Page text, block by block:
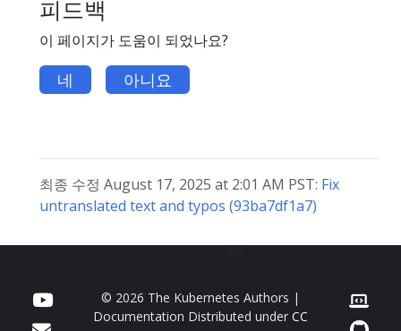
피드백
이 페이지가 도움이 되었나요?
네 아니요
최종 수정 August 17, 2025 at 2:01 AM PST: Fix
untranslated text and typos (93ba7df1a7)
© 2026 The Kubernetes Authors |
Documentation Distributed under CC